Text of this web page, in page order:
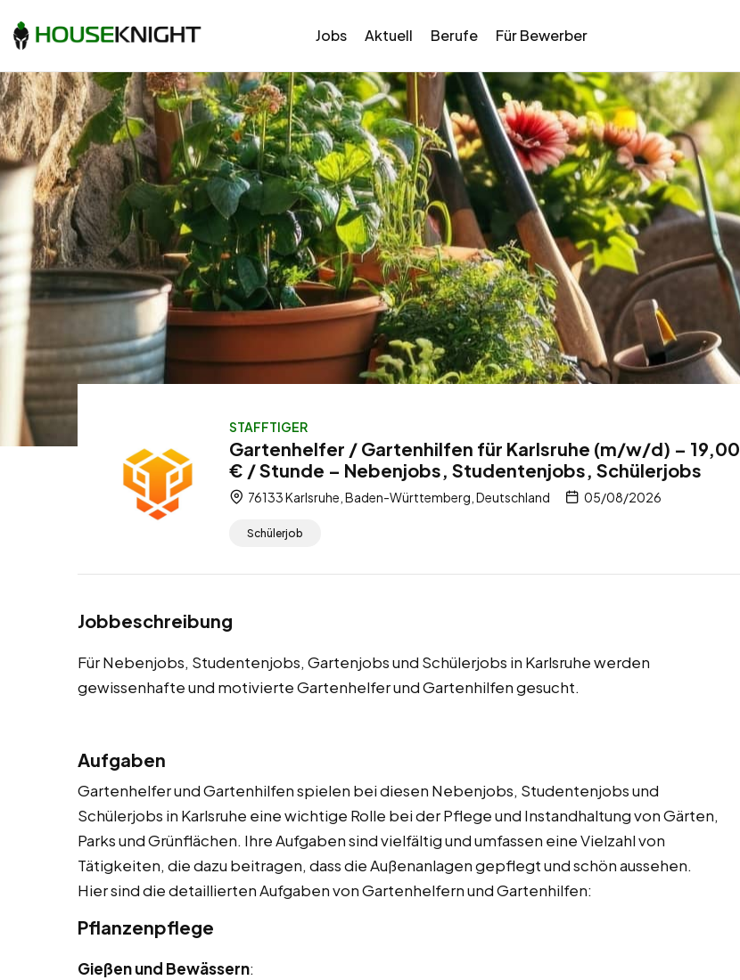
Jobs Aktuell Berufe Für Bewerber
STAFFTIGER
Gartenhelfer / Gartenhilfen für Karlsruhe (m/w/d) – 19,00
€ / Stunde – Nebenjobs, Studentenjobs, Schülerjobs
76133 Karlsruhe, Baden-Württemberg, Deutschland 05/08/2026
Schülerjob
Jobbeschreibung
Für Nebenjobs, Studentenjobs, Gartenjobs und Schülerjobs in Karlsruhe werden
gewissenhafte und motivierte Gartenhelfer und Gartenhilfen gesucht.
Aufgaben
Gartenhelfer und Gartenhilfen spielen bei diesen Nebenjobs, Studentenjobs und
Schülerjobs in Karlsruhe eine wichtige Rolle bei der Pflege und Instandhaltung von Gärten,
Parks und Grünflächen. Ihre Aufgaben sind vielfältig und umfassen eine Vielzahl von
Tätigkeiten, die dazu beitragen, dass die Außenanlagen gepflegt und schön aussehen.
Hier sind die detaillierten Aufgaben von Gartenhelfern und Gartenhilfen:
Pflanzenpflege
Gießen und Bewässern: